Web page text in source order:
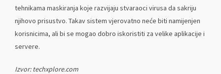
tehnikama maskiranja koje razvijaju stvaraoci virusa da sakriju
njihovo prisustvo. Takav sistem vjerovatno neće biti namijenjen
korisnicima, ali bi se mogao dobro iskoristiti za velike aplikacije i
servere.
Izvor: techxplore.com